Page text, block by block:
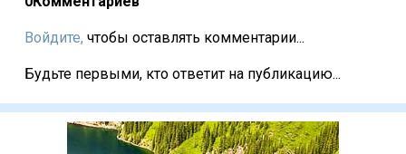
Войдите, чтобы оставлять комментарии...
Будьте первыми, кто ответит на публикацию...